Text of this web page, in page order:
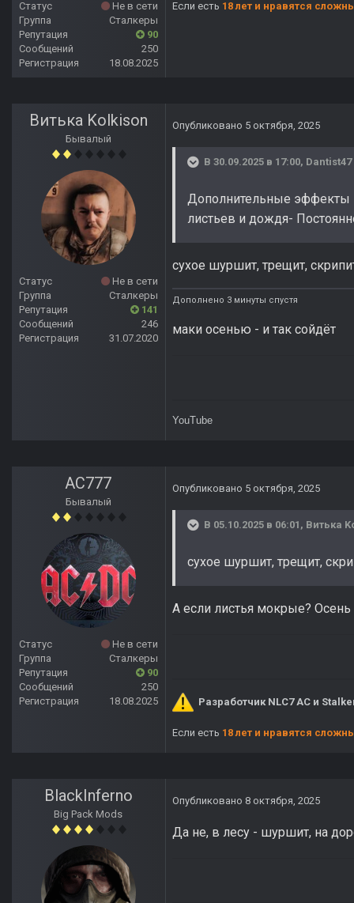
Статус
Не в сети
Группа
Сталкеры
Репутация
90
Сообщений
250
Регистрация
18.08.2025
Если есть 18 лет и нравятся
Витька Kolkison
Бывалый
Статус
Не в сети
Группа
Сталкеры
Репутация
141
Сообщений
246
Регистрация
31.07.2020
Опубликовано 5 октября, 2025
В 30.09.2025 в 17:00, Dantist47
Дополнительные эффекты
листьев и дождя-
сухое шуршит, трещит,
Дополнено 3 минуты спустя
маки осенью - и так сойдёт
YouTube
AC777
Бывалый
Статус
Не в сети
Группа
Сталкеры
Репутация
90
Сообщений
250
Регистрация
18.08.2025
Опубликовано 5 октября, 2025
В 05.10.2025 в 06:01, Витька
сухое шуршит, трещит,
А если листья мокрые?
Разработчик NLC7 AC и
Если есть 18 лет и нравятся
BlackInferno
Big Pack Mods
Опубликовано 8 октября, 2025
Да не, в лесу - шуршит, на